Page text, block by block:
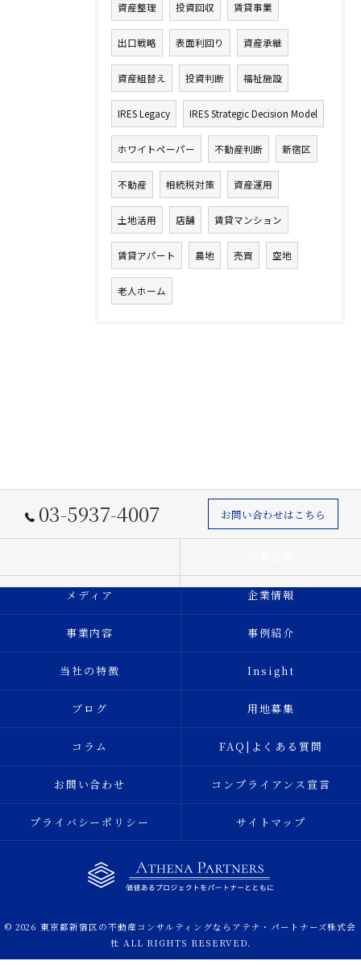
資産整理 投資回収 賃貸事業
出口戦略 表面利回り 資産承継
資産組替え 投資判断 福祉施設
IRES Legacy IRES Strategic Decision Model
ホワイトペーパー 不動産判断 新宿区
不動産 相続税対策 資産運用
土地活用 店舗 賃貸マンション
賃貸アパート 農地 売買 空地
老人ホーム
03-5937-4007 お問い合わせはこちら
メディア 企業情報
事業内容 事例紹介
当社の特徴 Insight
ブログ 用地募集
コラム FAQ|よくある質問
お問い合わせ コンプライアンス宣言
プライバシーポリシー サイトマップ
© 2026 東京都新宿区の不動産コンサルティングならアテナ・パートナーズ株式会
社 ALL RIGHTS RESERVED.